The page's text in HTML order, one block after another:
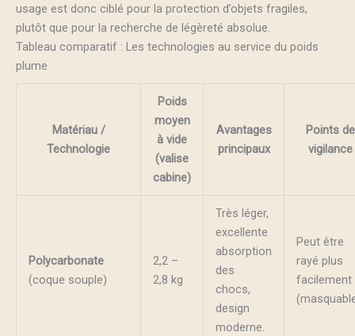
usage est donc ciblé pour la protection d’objets fragiles,
plutôt que pour la recherche de légèreté absolue.
Tableau comparatif : Les technologies au service du poids
plume
Matériau /
Technologie
Poids
moyen
à vide
(valise
cabine)
Avantages
principaux
Points de
vigilance
Polycarbonate
(coque souple)
2,2 –
2,8 kg
Très léger,
excellente
absorption
des
chocs,
design
moderne.
Peut être
rayé plus
facilement